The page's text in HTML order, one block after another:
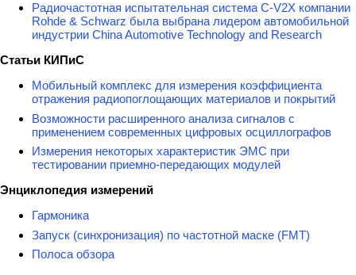
Радиочастотная испытательная система C-V2X компании
Rohde & Schwarz была выбрана лидером автомобильной
индустрии China Automotive Technology and Research
Статьи КИПиС
Мобильный комплекс для измерения коэффициента
отражения радиопоглощающих материалов и покрытий
Возможности расширенного анализа сигналов с
применением современных цифровых осциллографов
Измерения некоторых характеристик ЭМС при
тестировании приемно-передающих модулей
Энциклопедия измерений
Гармоника
Запуск (синхронизация) по частотной маске (FMT)
Полоса обзора